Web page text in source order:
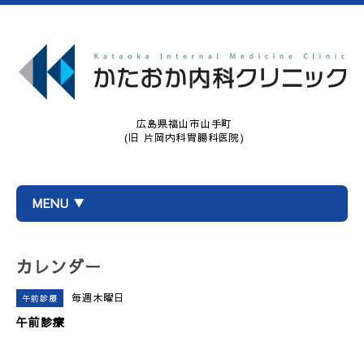
広島県福山市山手町
(旧 片岡内科胃腸科医院)
MENU ▼
カレンダー
午前診療 毎週木曜日
午前診療